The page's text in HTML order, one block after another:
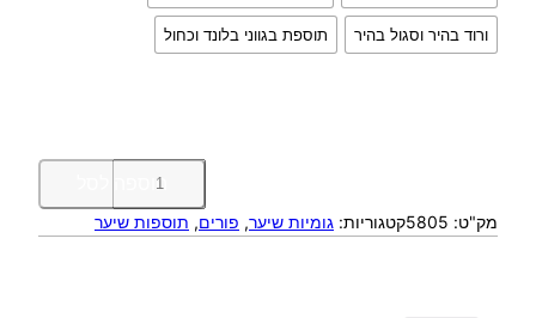
ורוד בהיר וסגול בהיר תוספת בגווני בלונד וכחול
כ
ו
הוספה לסל
מק"ט: 5805קטגוריות: גומיות שיער, פורים, תוספות שיער